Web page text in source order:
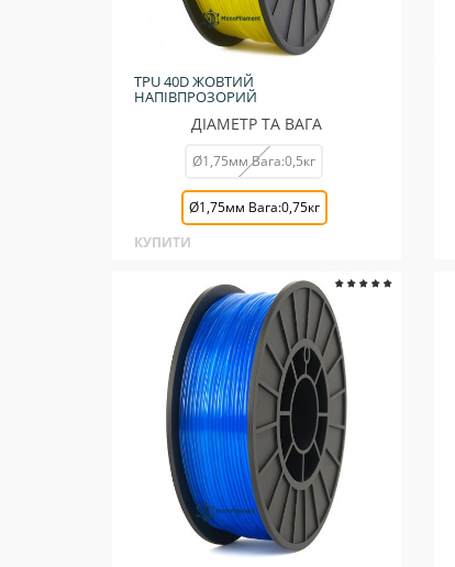
TPU 40D ЖОВТИЙ
НАПІВПРОЗОРИЙ
ДІАМЕТР ТА ВАГА
Ø1,75мм Вага:0,5кг
Ø1,75мм Вага:0,75кг
КУПИТИ